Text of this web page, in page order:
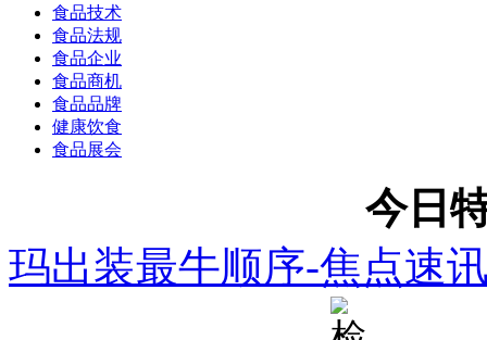
食品技术
食品法规
食品企业
食品商机
食品品牌
健康饮食
食品展会
今日
玛出装最牛顺序-焦点速